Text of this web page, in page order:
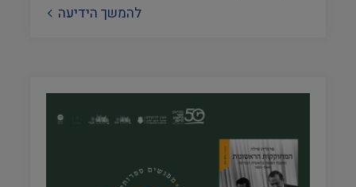
להמשך הידיעה